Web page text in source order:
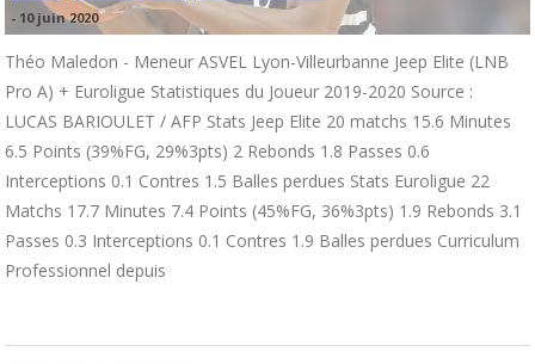
- 10 juin 2020
Théo Maledon - Meneur ASVEL Lyon-Villeurbanne Jeep Elite (LNB
Pro A) + Euroligue Statistiques du Joueur 2019-2020 Source :
LUCAS BARIOULET / AFP Stats Jeep Elite 20 matchs 15.6 Minutes
6.5 Points (39%FG, 29%3pts) 2 Rebonds 1.8 Passes 0.6
Interceptions 0.1 Contres 1.5 Balles perdues Stats Euroligue 22
Matchs 17.7 Minutes 7.4 Points (45%FG, 36%3pts) 1.9 Rebonds 3.1
Passes 0.3 Interceptions 0.1 Contres 1.9 Balles perdues Curriculum
Professionnel depuis